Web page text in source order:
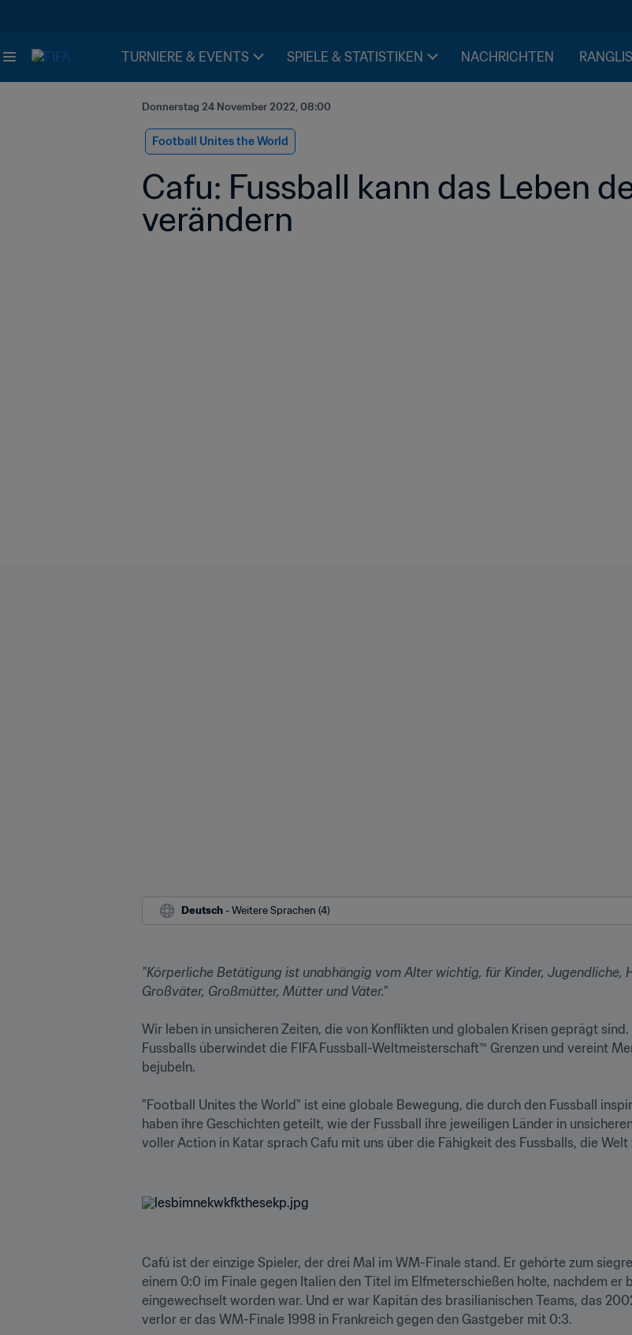
TURNIERE & EVENTS SPIELE & STATISTIKEN NACHRICHTEN
Donnerstag 24 November 2022, 08:00
Football Unites the World
Cafu: Fussball kann das Leben
verändern
Deutsch - Weitere Sprachen (4)
"Körperliche Betätigung ist unabhängig vom Alter wichtig, für Kinder, Jugendliche,
Großväter, Großmütter, Mütter und Väter."
Wir leben in unsicheren Zeiten, die von Konflikten und globalen Krisen geprägt
Fussballs überwindet die FIFA Fussball-Weltmeisterschaft™ Grenzen und vereint
bejubeln.
"Football Unites the World" ist eine globale Bewegung, die durch den Fussball
haben ihre Geschichten geteilt, wie der Fussball ihre jeweiligen Länder in
voller Action in Katar sprach Cafu mit uns über die Fähigkeit des Fussballs, die Welt
Cafú ist der einzige Spieler, der drei Mal im WM-Finale stand. Er gehörte zum
einem 0:0 im Finale gegen Italien den Titel im Elfmeterschießen holte, nachdem
eingewechselt worden war. Und er war Kapitän des brasilianischen Teams, das
verlor er das WM-Finale 1998 in Frankreich gegen den Gastgeber mit 0:3.